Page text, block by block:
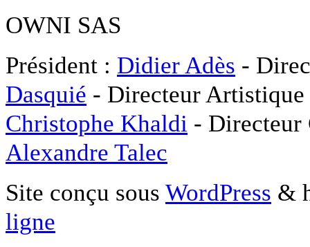
OWNI SAS
Président : Didier Adès -
Dasquié - Directeur
Christophe Khaldi -
Alexandre Talec
Site conçu sous WordPress &
ligne